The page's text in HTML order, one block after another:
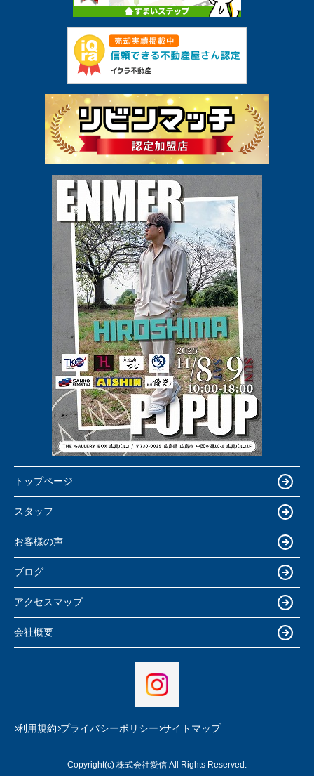
トップページ
スタッフ
お客様の声
ブログ
アクセスマップ
会社概要
利用規約 プライバシーポリシー サイトマップ
Copyright(c) 株式会社愛信 All Rights Reserved.